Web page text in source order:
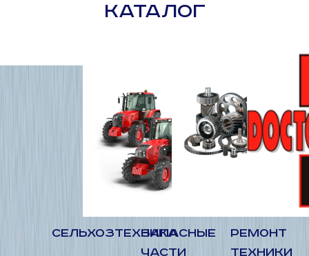
КАТАЛОГ
СЕЛЬХОЗТЕХНИКАЗАПАСНЫЕ
ЧАСТИ
РЕМОНТ
ТЕХНИКИ